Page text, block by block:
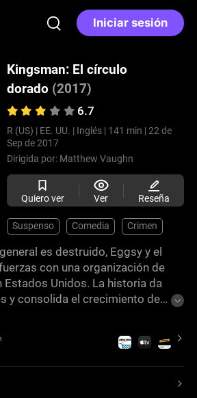
Iniciar sesión
Kingsman: El círculo
dorado (2017)
6.7
R (US) | EE. UU. | Inglés | 141 min | 22 de
Sep de 2017
Dirigida por: Matthew Vaughn
Quiero ver Ver Reseña
Suspenso Comedia Crimen
es destruido, Eggsy y el
con una organización de
Estados Unidos. La historia da
y consolida el crecimiento de
no quedarán decepcionados